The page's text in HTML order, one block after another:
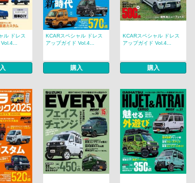
ル ドレス
KCARスペシャル ドレス
アップガイド Vol.4...
購入
KCARスペシャル ドレス
アップガイド Vol.4...
購入